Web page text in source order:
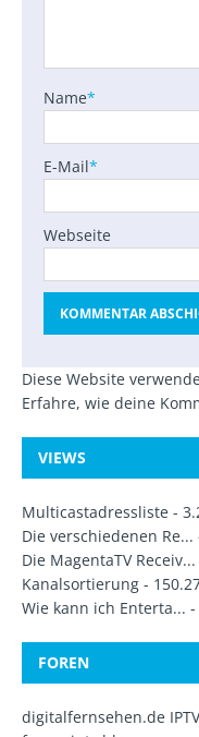
Name*
E-Mail*
Webseite
Diese Website
Erfahre, wie deine
VIEWS
Multicastadressliste -
Die verschiedenen Re...
Die MagentaTV Receiv...
Kanalsortierung -
Wie kann ich Enterta... -
FOREN
digitalfernsehen.de